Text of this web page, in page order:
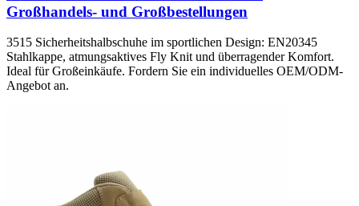
Großhandels- und Großbestellungen
3515 Sicherheitshalbschuhe im sportlichen Design: EN20345
Stahlkappe, atmungsaktives Fly Knit und überragender Komfort.
Ideal für Großeinkäufe. Fordern Sie ein individuelles OEM/ODM-
Angebot an.